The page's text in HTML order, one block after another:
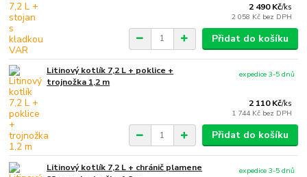
2 490 Kč/ks
2 058 Kč bez DPH
Přidat do košíku
Litinový kotlík 7,2 L + poklice +
trojnožka 1,2 m
2 110 Kč/ks
1 744 Kč bez DPH
expedice 3-5 dnů
Přidat do košíku
Litinový kotlík 7,2 L + chránič plamene
expedice 3-5 dnů